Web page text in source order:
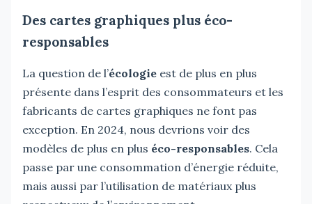
Des cartes graphiques plus éco-
responsables
La question de l’écologie est de plus en plus
présente dans l’esprit des consommateurs et les
fabricants de cartes graphiques ne font pas
exception. En 2024, nous devrions voir des
modèles de plus en plus éco-responsables. Cela
passe par une consommation d’énergie réduite,
mais aussi par l’utilisation de matériaux plus